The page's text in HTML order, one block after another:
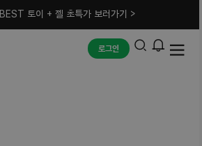
BEST 토이 + 젤 초특가 보러가기 >
로그인